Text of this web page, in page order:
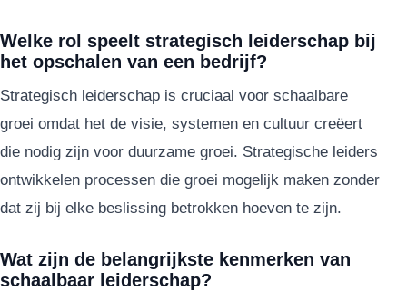
Welke rol speelt strategisch leiderschap bij
het opschalen van een bedrijf?
Strategisch leiderschap is cruciaal voor schaalbare
groei omdat het de visie, systemen en cultuur creëert
die nodig zijn voor duurzame groei. Strategische leiders
ontwikkelen processen die groei mogelijk maken zonder
dat zij bij elke beslissing betrokken hoeven te zijn.
Wat zijn de belangrijkste kenmerken van
schaalbaar leiderschap?